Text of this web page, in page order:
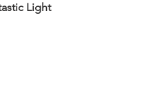
Light